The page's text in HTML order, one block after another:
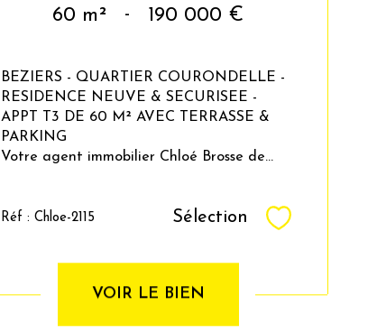
60 m² - 190 000 €
BEZIERS - QUARTIER COURONDELLE -
RESIDENCE NEUVE & SECURISEE -
APPT T3 DE 60 M² AVEC TERRASSE &
PARKING
Votre agent immobilier Chloé Brosse de...
Réf : Chloe-2115 Sélection Sélectionner
VOIR LE BIEN